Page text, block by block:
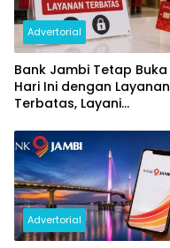
Advertorial
Bank Jambi Tetap Buka
Hari Ini dengan Layanan
Terbatas, Layani
dan Perubahan PIN
Advertorial